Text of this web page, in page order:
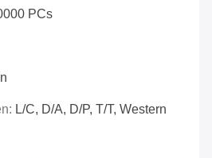
PCs
L/C, D/A, D/P, T/T, Western